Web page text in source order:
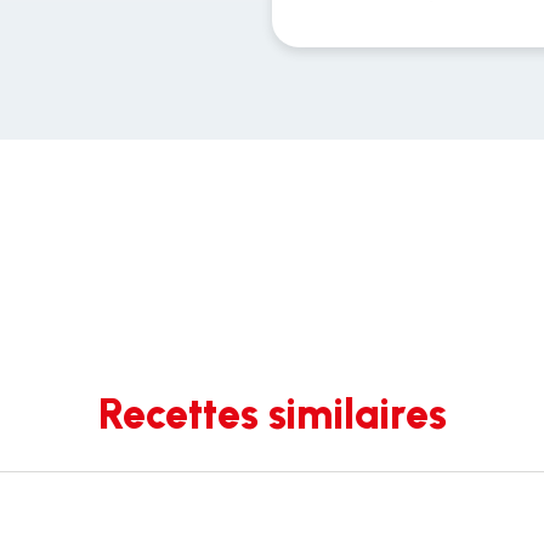
Recettes similaires